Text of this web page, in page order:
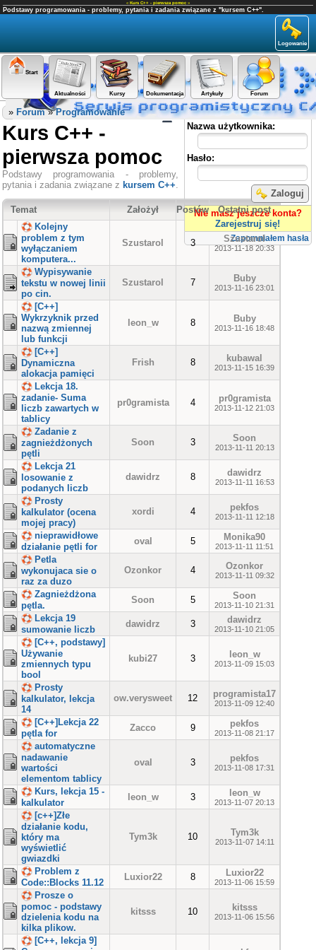
« Kurs C++ - pierwsza pomoc »
Podstawy programowania - problemy, pytania i zadania związane z "kursem C++".
Logowanie
Start
Aktualności Kursy Dokumentacja Artykuły Forum
Panel użytkownika
Nazwa użytkownika:
Hasło:
Zaloguj
Nie masz jeszcze konta?
Zarejestruj się!
Zapomniałem hasła
» Forum»Programowanie
Kurs C++ -
pierwsza pomoc
Podstawy programowania - problemy,
pytania i zadania związane z kursem C++.
Temat Założył Postów
Ostatni post
Kolejny
problem z tym
wyłączaniem
komputera...
Szustarol 3 Szustarol
2013-11-18 20:33
Wypisywanie
tekstu w nowej linii
po cin.
Szustarol 7 Buby
2013-11-16 23:01
[C++]
Wykrzyknik przed
nazwą zmiennej
lub funkcji
leon_w 8 Buby
2013-11-16 18:48
[C++]
Dynamiczna
alokacja pamięci
Frish 8 kubawal
2013-11-15 16:39
Lekcja 18.
zadanie- Suma
liczb zawartych w
tablicy
pr0gramista 4 pr0gramista
2013-11-12 21:03
Zadanie z
zagnieżdżonych
pętli
Soon 3 Soon
2013-11-11 20:13
Lekcja 21
losowanie z
podanych liczb
dawidrz 8 dawidrz
2013-11-11 16:53
Prosty
kalkulator (ocena
mojej pracy)
xordi 4 pekfos
2013-11-11 12:18
nieprawidłowe
działanie pętli for
oval 5 Monika90
2013-11-11 11:51
Petla
wykonujaca sie o
raz za duzo
Ozonkor 4 Ozonkor
2013-11-11 09:32
Zagnieżdżona
pętla.
Soon 5 Soon
2013-11-10 21:31
Lekcja 19
sumowanie liczb
dawidrz 3 dawidrz
2013-11-10 21:05
[C++, podstawy]
Używanie
zmiennych typu
bool
kubi27 3 leon_w
2013-11-09 15:03
Prosty
kalkulator, lekcja
14
ow.verysweet 12 programista17
2013-11-09 12:40
[C++]Lekcja 22
pętla for
Zacco 9 pekfos
2013-11-08 21:17
automatyczne
nadawanie
wartości
elementom tablicy
oval 3 pekfos
2013-11-08 17:31
Kurs, lekcja 15 -
kalkulator
leon_w 3 leon_w
2013-11-07 20:13
[c++]Złe
działanie kodu,
który ma
wyświetlić
gwiazdki
Tym3k 10 Tym3k
2013-11-07 14:11
Problem z
Code::Blocks 11.12
Luxior22 8 Luxior22
2013-11-06 15:59
Prosze o
pomoc - podstawy
dzielenia kodu na
kilka plikow.
kitsss 10 kitsss
2013-11-06 15:56
[C++, lekcja 9]